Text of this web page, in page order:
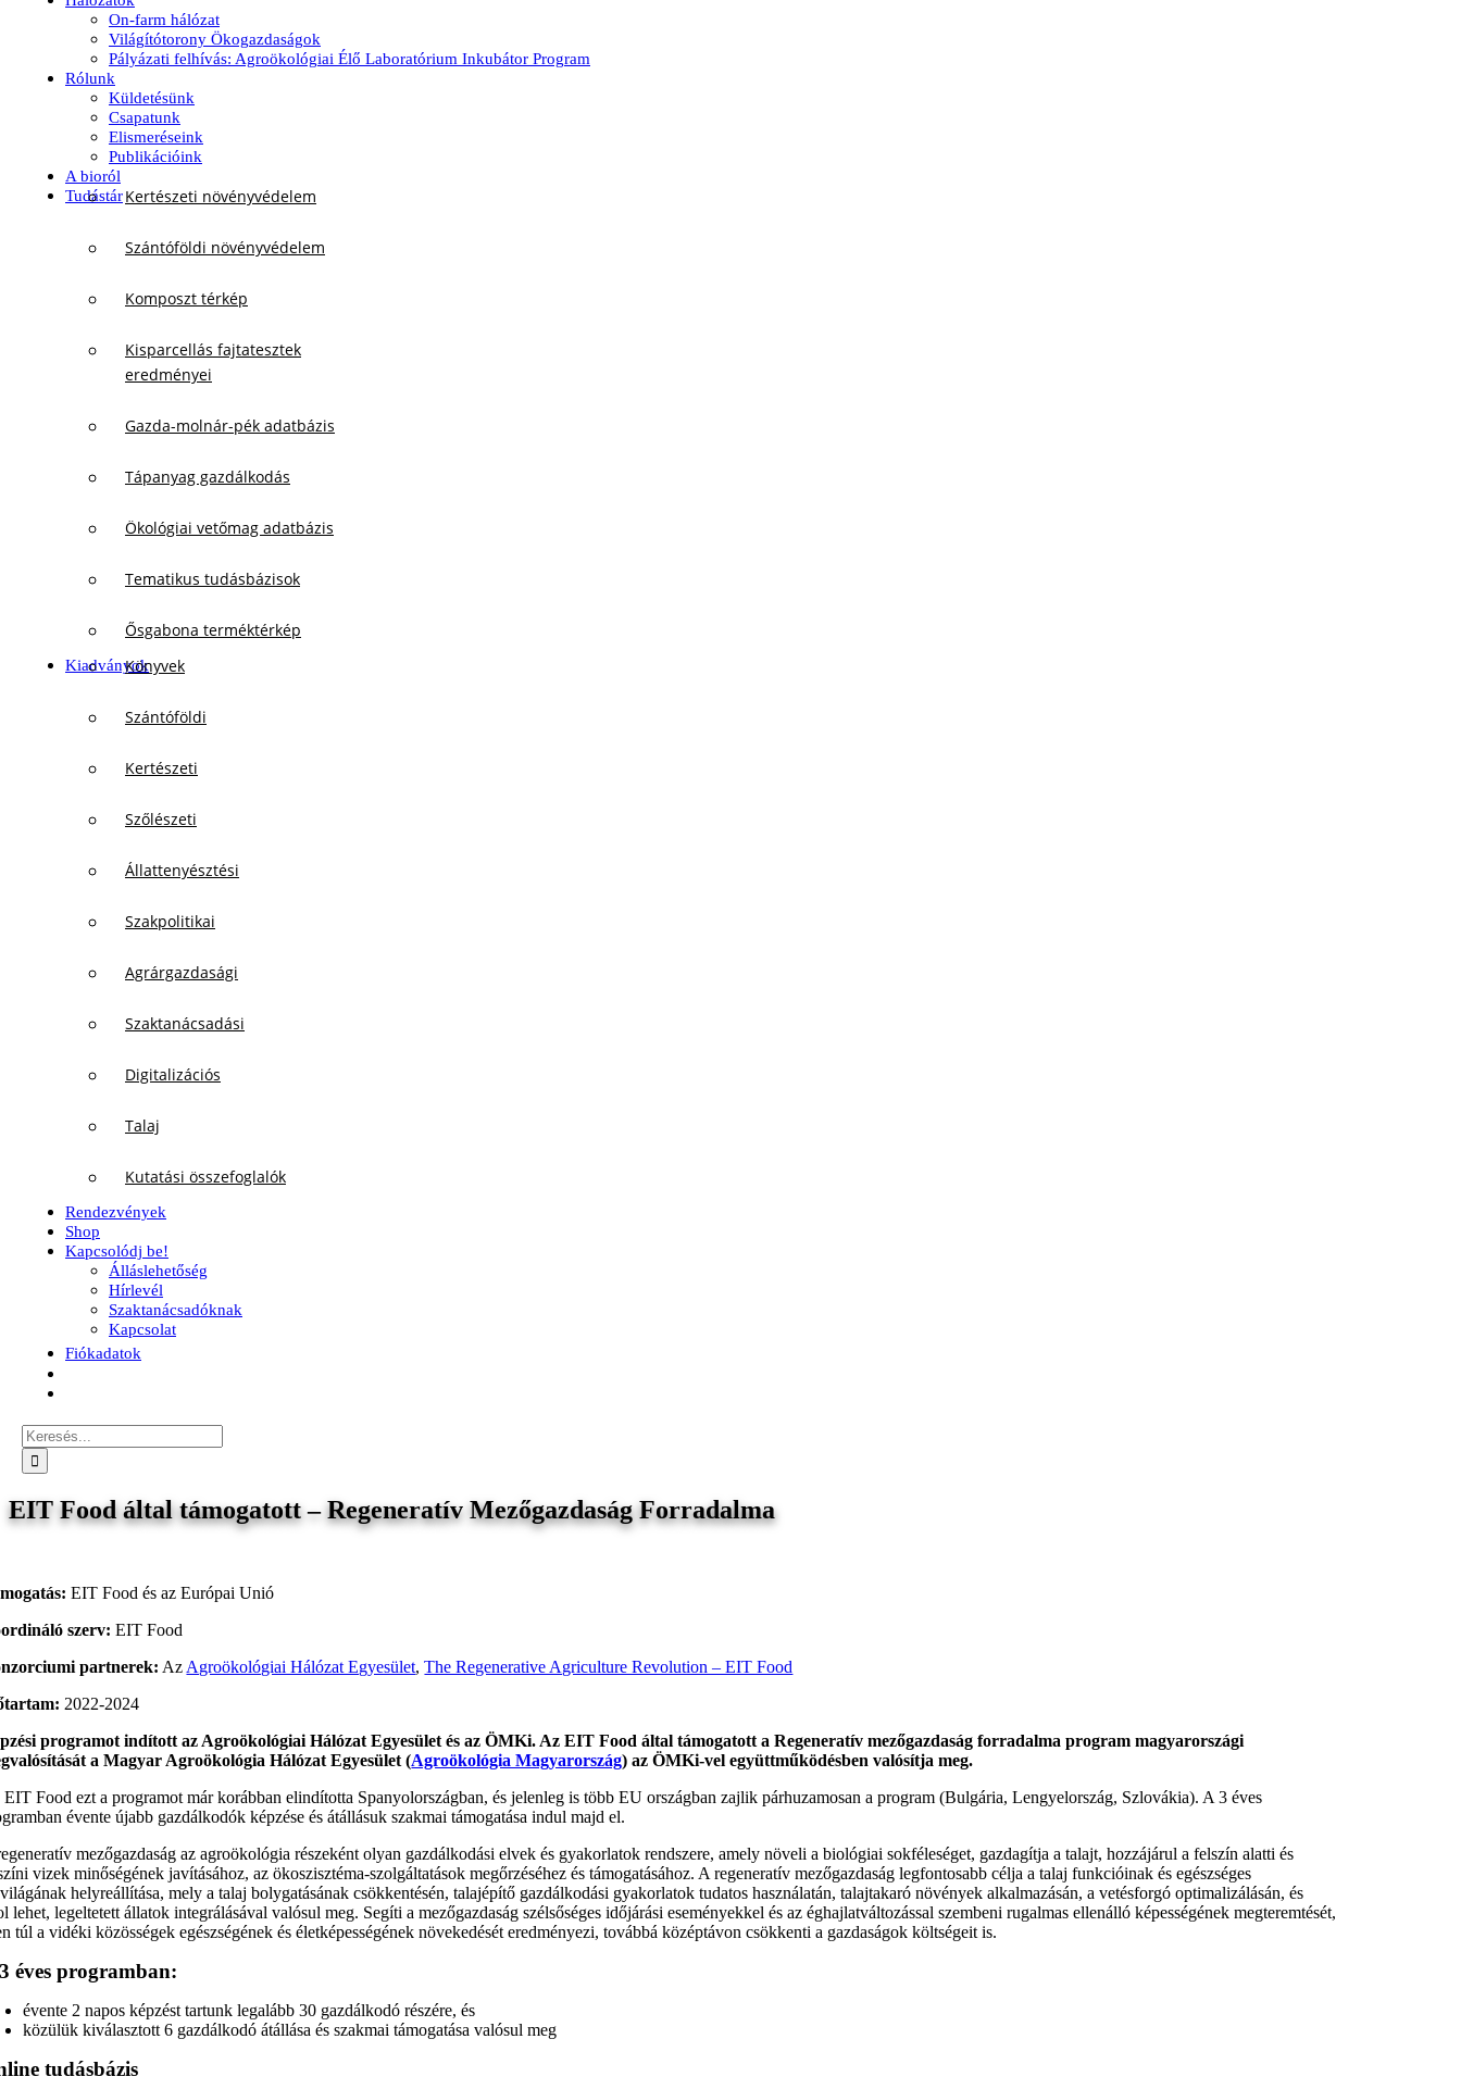
On-farm hálózat
Világítótorony Ökogazdaságok
Pályázati felhívás: Agroökológiai Élő Laboratórium Inkubátor Program
Rólunk
Küldetésünk
Csapatunk
Elismeréseink
Publikációink
A bioról
TudástárKertészeti növényvédelem
Szántóföldi növényvédelem
Komposzt térkép
Kisparcellás fajtatesztek
eredményei
Gazda-molnár-pék adatbázis
Tápanyag gazdálkodás
Ökológiai vetőmag adatbázis
Tematikus tudásbázisok
Ősgabona terméktérkép
KiadványokKönyvek
Szántóföldi
Kertészeti
Szőlészeti
Állattenyésztési
Szakpolitikai
Agrárgazdasági
Szaktanácsadási
Digitalizációs
Talaj
Kutatási összefoglalók
Rendezvények
Shop
Kapcsolódj be!
Álláslehetőség
Hírlevél
Szaktanácsadóknak
Kapcsolat
Fiókadatok
Keresés...
EIT Food által támogatott – Regeneratív Mezőgazdaság Forradalma
EIT Food és az Európai Unió
szerv: EIT Food
partnerek: Az Agroökológiai Hálózat Egyesület,The Regenerative Agriculture Revolution – EIT Food
2022-2024
programot indított az Agroökológiai Hálózat Egyesület és az ÖMKi. Az EIT Food által támogatott a Regeneratív mezőgazdaság forradalma program magyarországi
a Magyar Agroökológia Hálózat Egyesület (Agroökológia Magyarország) az ÖMKi-vel együttműködésben valósítja meg.
Food ezt a programot már korábban elindította Spanyolországban, és jelenleg is több EU országban zajlik párhuzamosan a program (Bulgária, Lengyelország, Szlovákia). A 3 éves
évente újabb gazdálkodók képzése és átállásuk szakmai támogatása indul majd el.
mezőgazdaság az agroökológia részeként olyan gazdálkodási elvek és gyakorlatok rendszere, amely növeli a biológiai sokféleséget, gazdagítja a talajt, hozzájárul a felszín alatti és
vizek minőségének javításához, az ökoszisztéma-szolgáltatások megőrzéséhez és támogatásához. A regeneratív mezőgazdaság legfontosabb célja a talaj funkcióinak és egészséges
helyreállítása, mely a talaj bolygatásának csökkentésén, talajépítő gazdálkodási gyakorlatok tudatos használatán, talajtakaró növények alkalmazásán, a vetésforgó optimalizálásán, és
lehet, legeltetett állatok integrálásával valósul meg. Segíti a mezőgazdaság szélsőséges időjárási eseményekkel és az éghajlatváltozással szembeni rugalmas ellenálló képességének megteremtését,
túl a vidéki közösségek egészségének és életképességének növekedését eredményezi, továbbá középtávon csökkenti a gazdaságok költségeit is.
éves programban:
évente 2 napos képzést tartunk legalább 30 gazdálkodó részére, és
közülük kiválasztott 6 gazdálkodó átállása és szakmai támogatása valósul meg
tudásbázis